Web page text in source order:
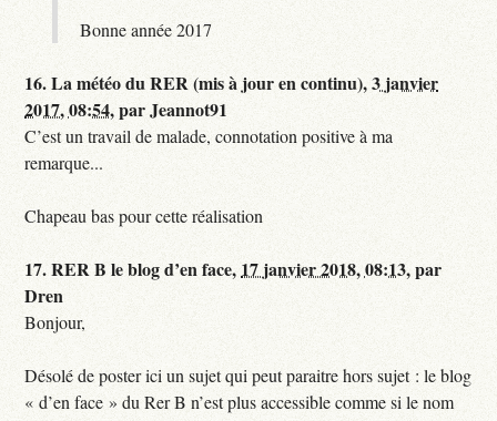
Bonne année 2017
16.La météo du RER (mis à jour en continu),3 janvier
2017, 08:54,parJeannot91
C’est un travail de malade, connotation positive à ma
remarque...
Chapeau bas pour cette réalisation
17.RER B le blog d’en face, 17 janvier 2018, 08:13,par
Dren
Bonjour,
Désolé de poster ici un sujet qui peut paraitre hors sujet : le blog
« d’en face » du Rer B n’est plus accessible comme si le nom